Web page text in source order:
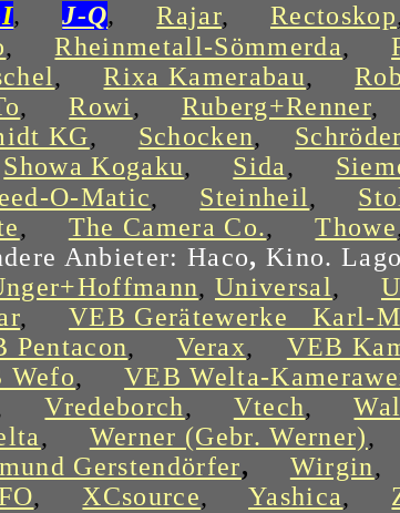
,J-Q,Rajar, Rectoskop
,Rheinmetall-Sömmerda,
,Rixa Kamerabau,
,Rowi, Ruberg+Renner
KG, Schocken,
Showa Kogaku, Sida,
O-Matic, Steinheil ,
, The Camera Co.,Thowe
Anbieter: Haco, Kino.
, Universal ,
,VEB Gerätewerke Karl-
Pentacon,Verax, VEB
Wefo,VEB Welta-
Vredeborch, Vtech,
, Werner (Gebr. Werner)
Gerstendörfer, Wirgin
, XCsource,Yashica,